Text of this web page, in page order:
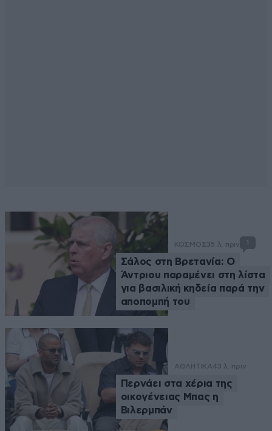
ΚΟΣΜΟΣ35 λ. πριν 1
Σάλος στη Βρετανία: Ο
Άντριου παραμένει στη λίστα
για βασιλική κηδεία παρά την
αποπομπή του
ΑΘΛΗΤΙΚΑ43 λ. πριν
Περνάει στα χέρια της
οικογένειας Μπας η
Βιλερμπάν